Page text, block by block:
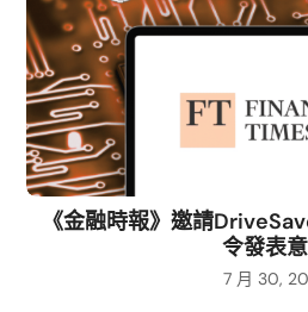
《金融時報》邀請
令發表
7 月 30,